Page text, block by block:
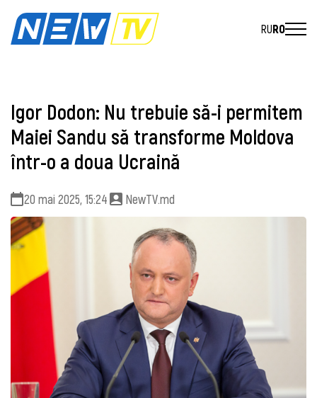
RURO
Igor Dodon: Nu trebuie să-i permitem
Maiei Sandu să transforme Moldova
într-o a doua Ucraină
20 mai 2025, 15:24 NewTV.md